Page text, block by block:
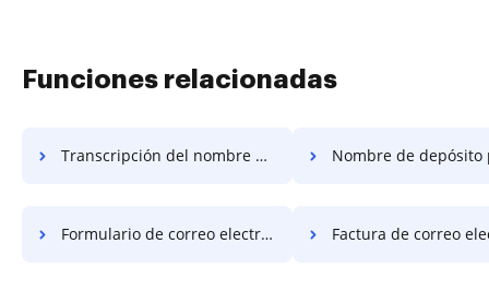
Funciones relacionadas
Transcripción del nombre del depósito Nombre de depósito
Formulario de correo electrónico de depósito Factura de correo electrónico